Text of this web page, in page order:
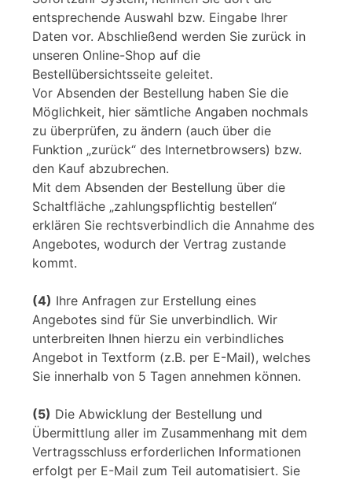
entsprechende Auswahl bzw. Eingabe Ihrer
Daten vor. Abschließend werden Sie zurück in
unseren Online-Shop auf die
Bestellübersichtsseite geleitet.
Vor Absenden der Bestellung haben Sie die
Möglichkeit, hier sämtliche Angaben nochmals
zu überprüfen, zu ändern (auch über die
Funktion „zurück“ des Internetbrowsers) bzw.
den Kauf abzubrechen.
Mit dem Absenden der Bestellung über die
Schaltfläche „zahlungspflichtig bestellen“
erklären Sie rechtsverbindlich die Annahme des
Angebotes, wodurch der Vertrag zustande
kommt.
(4) Ihre Anfragen zur Erstellung eines
Angebotes sind für Sie unverbindlich. Wir
unterbreiten Ihnen hierzu ein verbindliches
Angebot in Textform (z.B. per E-Mail), welches
Sie innerhalb von 5 Tagen annehmen können.
(5) Die Abwicklung der Bestellung und
Übermittlung aller im Zusammenhang mit dem
Vertragsschluss erforderlichen Informationen
erfolgt per E-Mail zum Teil automatisiert. Sie